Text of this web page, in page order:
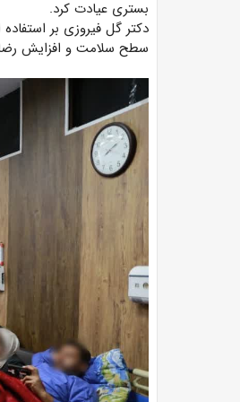
بستری عیادت کرد.
سطح سلامت و افزایش